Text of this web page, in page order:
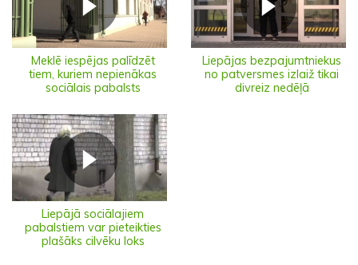
Meklē iespējas palīdzēt
tiem, kuriem nepienākas
sociālais pabalsts
Liepājas bezpajumtniekus
no patversmes izlaiž tikai
divreiz nedēļā
Liepājā sociālajiem
pabalstiem var pieteikties
plašāks cilvēku loks